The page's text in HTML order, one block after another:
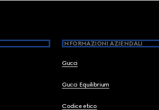
INFORMAZIONI AZIENDALI
Gucci
Gucci Equilibrium
Codice etico